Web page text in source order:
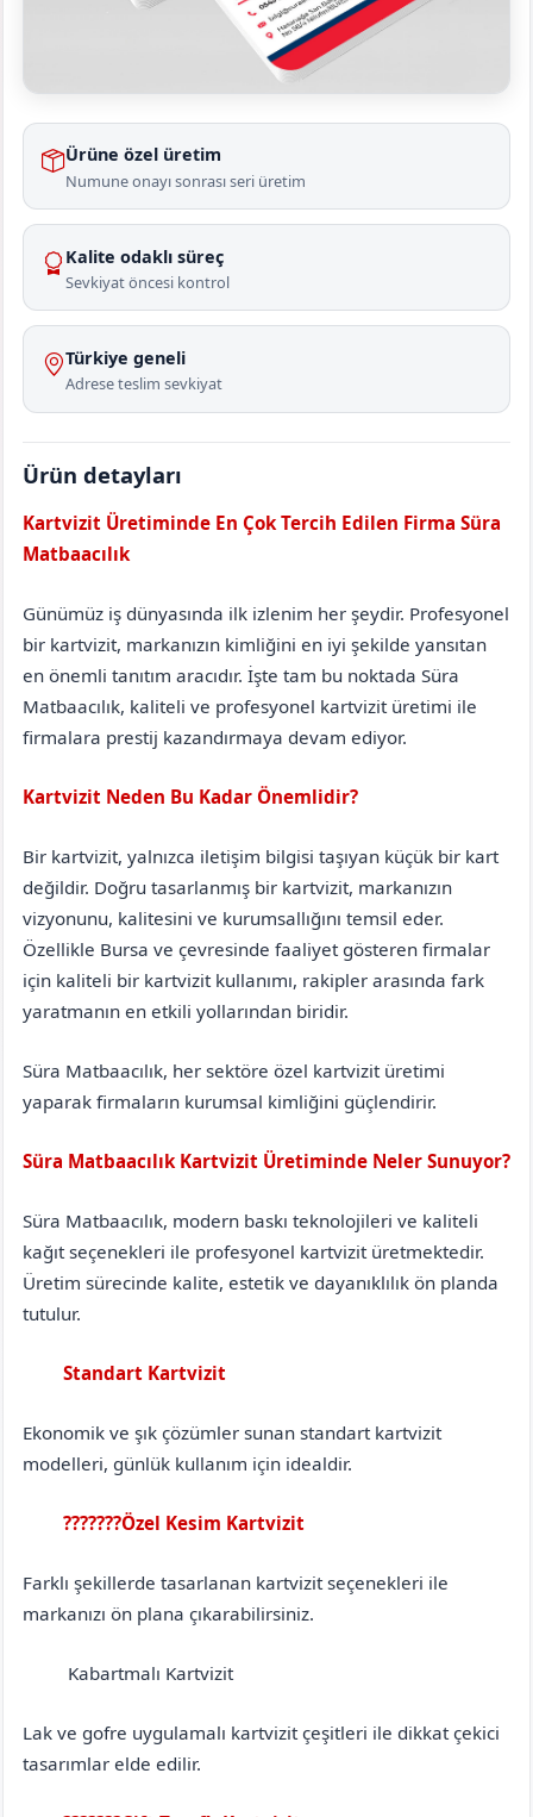
Ürüne özel üretim
Numune onayı sonrası seri üretim
Kalite odaklı süreç
Sevkiyat öncesi kontrol
Türkiye geneli
Adrese teslim sevkiyat
Ürün detayları
Kartvizit Üretiminde En Çok Tercih Edilen Firma Süra
Matbaacılık
Günümüz iş dünyasında ilk izlenim her şeydir. Profesyonel
bir kartvizit, markanızın kimliğini en iyi şekilde yansıtan
en önemli tanıtım aracıdır. İşte tam bu noktada Süra
Matbaacılık, kaliteli ve profesyonel kartvizit üretimi ile
firmalara prestij kazandırmaya devam ediyor.
Kartvizit Neden Bu Kadar Önemlidir?
Bir kartvizit, yalnızca iletişim bilgisi taşıyan küçük bir kart
değildir. Doğru tasarlanmış bir kartvizit, markanızın
vizyonunu, kalitesini ve kurumsallığını temsil eder.
Özellikle Bursa ve çevresinde faaliyet gösteren firmalar
için kaliteli bir kartvizit kullanımı, rakipler arasında fark
yaratmanın en etkili yollarından biridir.
Süra Matbaacılık, her sektöre özel kartvizit üretimi
yaparak firmaların kurumsal kimliğini güçlendirir.
Süra Matbaacılık Kartvizit Üretiminde Neler Sunuyor?
Süra Matbaacılık, modern baskı teknolojileri ve kaliteli
kağıt seçenekleri ile profesyonel kartvizit üretmektedir.
Üretim sürecinde kalite, estetik ve dayanıklılık ön planda
tutulur.
Standart Kartvizit
Ekonomik ve şık çözümler sunan standart kartvizit
modelleri, günlük kullanım için idealdir.
???????Özel Kesim Kartvizit
Farklı şekillerde tasarlanan kartvizit seçenekleri ile
markanızı ön plana çıkarabilirsiniz.
Kabartmalı Kartvizit
Lak ve gofre uygulamalı kartvizit çeşitleri ile dikkat çekici
tasarımlar elde edilir.